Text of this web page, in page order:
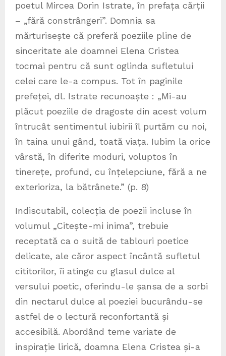
poetul Mircea Dorin Istrate, în prefața cărții
– „fără constrângeri”. Domnia sa
mărturisește că preferă poeziile pline de
sinceritate ale doamnei Elena Cristea
tocmai pentru că sunt oglinda sufletului
celei care le-a compus. Tot în paginile
prefeței, dl. Istrate recunoaște : „Mi-au
plăcut poeziile de dragoste din acest volum
întrucât sentimentul iubirii îl purtăm cu noi,
în taina unui gând, toată viața. Iubim la orice
vârstă, în diferite moduri, voluptos în
tinerețe, profund, cu înțelepciune, fără a ne
exterioriza, la bătrânete.” (p. 8)
Indiscutabil, colecția de poezii incluse în
volumul „Citește-mi inima”, trebuie
receptată ca o suită de tablouri poetice
delicate, ale căror aspect încântă sufletul
cititorilor, îi atinge cu glasul dulce al
versului poetic, oferindu-le șansa de a sorbi
din nectarul dulce al poeziei bucurându-se
astfel de o lectură reconfortantă și
accesibilă. Abordând teme variate de
inspirație lirică, doamna Elena Cristea și-a